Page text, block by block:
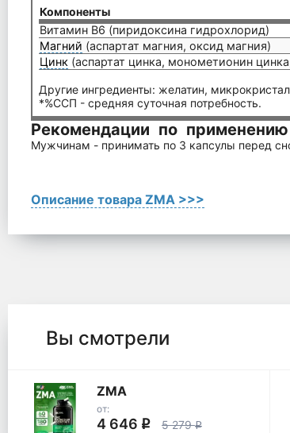
Компоненты
Витамин В6 (пиридоксина гидрохлорид)
Магний (аспартат магния, оксид магния)
Цинк (аспартат цинка, монометионин
Другие ингредиенты: желатин,
*%ССП - средняя суточная потребность.
Рекомендации по применению
Мужчинам - принимать по 3 капсулы перед
Описание товара ZMA >>>
Вы смотрели
ZMA
от:
4 646 q 5 279q